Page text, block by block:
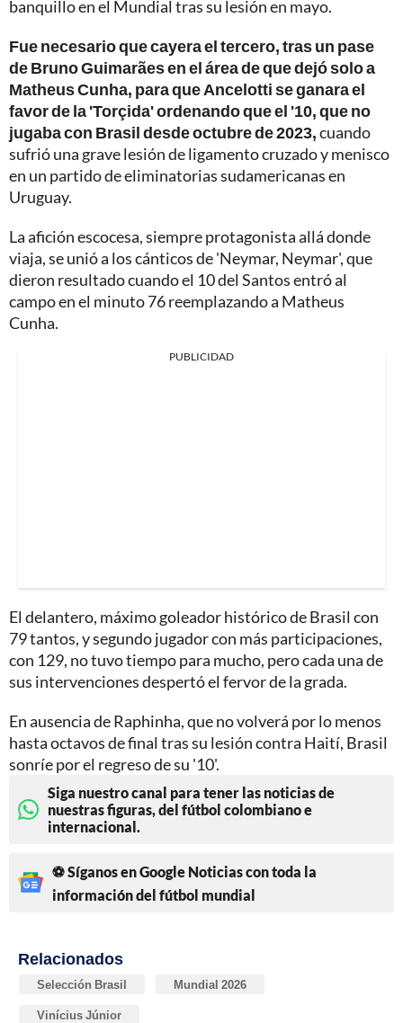
banquillo en el Mundial tras su lesión en mayo.
Fue necesario que cayera el tercero, tras un pase
de Bruno Guimarães en el área de que dejó solo a
Matheus Cunha, para que Ancelotti se ganara el
favor de la 'Torçida' ordenando que el '10, que no
jugaba con Brasil desde octubre de 2023,cuando
sufrió una grave lesión de ligamento cruzado y menisco
en un partido de eliminatorias sudamericanas en
Uruguay.
La afición escocesa, siempre protagonista allá donde
viaja, se unió a los cánticos de 'Neymar, Neymar', que
dieron resultado cuando el 10 del Santos entró al
campo en el minuto 76 reemplazando a Matheus
Cunha.
PUBLICIDAD
El delantero, máximo goleador histórico de Brasil con
79 tantos, y segundo jugador con más participaciones,
con 129, no tuvo tiempo para mucho, pero cada una de
sus intervenciones despertó el fervor de la grada.
En ausencia de Raphinha, que no volverá por lo menos
hasta octavos de final tras su lesión contra Haití, Brasil
sonríe por el regreso de su '10'.
Siga nuestro canal para tener las noticias de
nuestras figuras, del fútbol colombiano e
internacional.
⚽ Síganos en Google Noticias con toda la
información del fútbol mundial
Relacionados
Selección Brasil Mundial 2026
Vinícius Júnior